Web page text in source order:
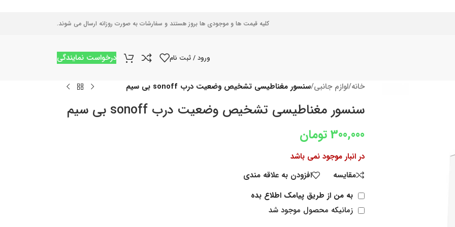
کلیه قیمت ها و موجودی ها بروز هستند و سفارشات به صورت روزانه ارسال می شوند.
ورود / ثبت نام درخواست نمایندگی
خانه/لوازم جانبی/سنسور مغناطیسی تشخیص وضعیت درب sonoff بی سیم
سنسور مغناطیسی تشخیص وضعیت درب sonoff بی سیم
300,000تومان
در انبار موجود نمی باشد
مقایسه
افزودن به علاقه مندی
به من از طریق پیامک اطلاع بده
زمانیکه محصول موجود شد